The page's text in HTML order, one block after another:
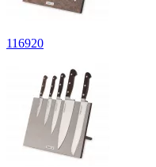
116920